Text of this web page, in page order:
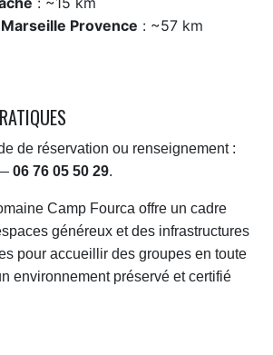
Provence : ~57 km
de réservation ou renseignement :
06 76 05 50 29.
Camp Fourca offre un cadre
généreux et des infrastructures
pour accueillir des groupes en toute
environnement préservé et certifié